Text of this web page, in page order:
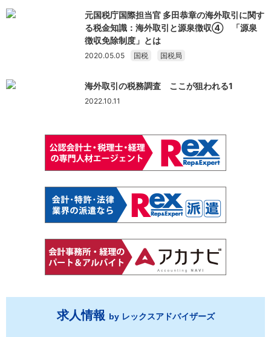
元国税庁国際担当官 多田恭章の海外取引に関す
る税金知識：海外取引と源泉徴収④ 「源泉
徴収免除制度」とは
2020.05.05 国税 国税局
海外取引の税務調査 ここが狙われる1
2022.10.11
求人情報 by レックスアドバイザーズ